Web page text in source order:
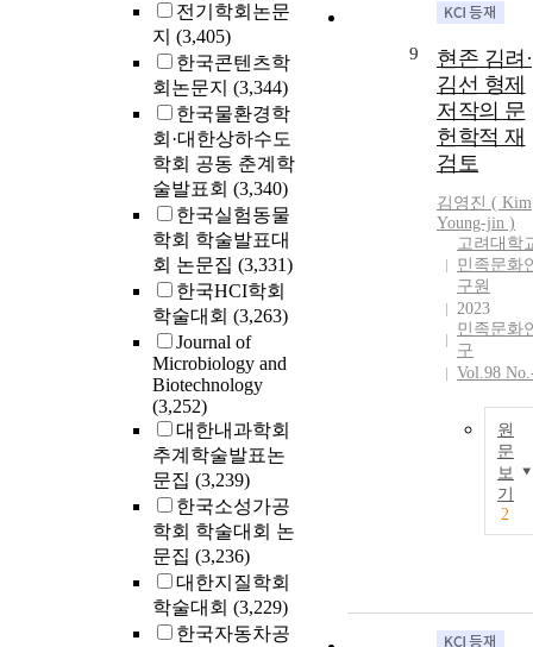
전기학회논문
지 (3,405)
한국콘텐츠학
회논문지 (3,344)
한국물환경학
회·대한상하수도
학회 공동 춘계학
술발표회 (3,340)
한국실험동물
학회 학술발표대
회 논문집 (3,331)
한국HCI학회
학술대회 (3,263)
Journal of
Microbiology and
Biotechnology
(3,252)
대한내과학회
추계학술발표논
문집 (3,239)
한국소성가공
학회 학술대회 논
문집 (3,236)
대한지질학회
학술대회 (3,229)
한국자동차공
9
현존 김려·
김선 형제
저작의 문
헌학적 재
검토
김영진 ( Kim
Young-jin )
고려대학
민족문화
구원
2023
민족문화
구
Vol.98
원
문
보
기
2